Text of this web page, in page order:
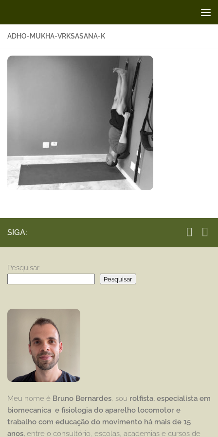
ADHO-MUKHA-VRKSASANA-K
SIGA:
Pesquisar
Pesquisar
Meu nome é Bruno Bernardes, sou rolfista, especialista em
biomecanica e fisiologia do aparelho locomotor e
trabalho com educação do movimento há mais de 15
anos, entre o consultório, escolas, academias e cursos de